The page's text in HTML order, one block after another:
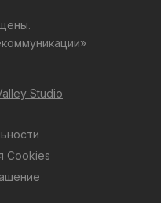
Cookies
Studio